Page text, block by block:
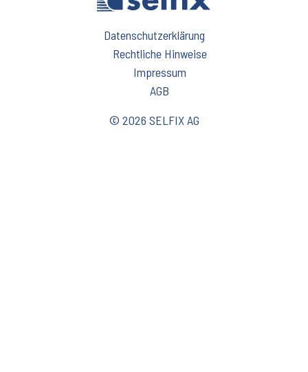
Datenschutzerklärung
Rechtliche Hinweise
Impressum
AGB
© 2026 SELFIX AG